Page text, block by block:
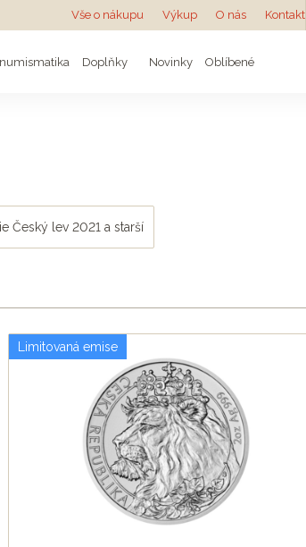
Vše o nákupu Výkup O nás Kontakt
Doplňky Novinky Oblíbené
Český lev 2021 a starší
Limitovaná emise